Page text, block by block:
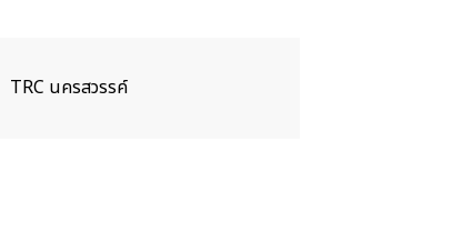
TRC นครสวรรค์